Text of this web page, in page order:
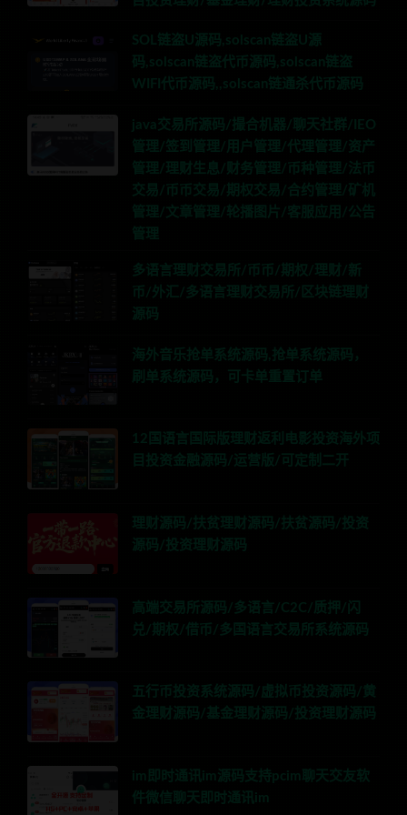
SOL链盗U源码,solscan链盗U源
码,solscan链盗代币源码,solscan链盗
WIFI代币源码,,solscan链通杀代币源码
java交易所源码/撮合机器/聊天社群/IEO
管理/签到管理/用户管理/代理管理/资产
管理/理财生息/财务管理/币种管理/法币
交易/币币交易/期权交易/合约管理/矿机
管理/文章管理/轮播图片/客服应用/公告
管理
多语言理财交易所/币币/期权/理财/新
币/外汇/多语言理财交易所/区块链理财
源码
海外音乐抢单系统源码,抢单系统源码，
刷单系统源码，可卡单重置订单
12国语言国际版理财返利电影投资海外项
目投资金融源码/运营版/可定制二开
理财源码/扶贫理财源码/扶贫源码/投资
源码/投资理财源码
高端交易所源码/多语言/C2C/质押/闪
兑/期权/借币/多国语言交易所系统源码
五行币投资系统源码/虚拟币投资源码/黄
金理财源码/基金理财源码/投资理财源码
im即时通讯im源码支持pcim聊天交友软
件微信聊天即时通讯im